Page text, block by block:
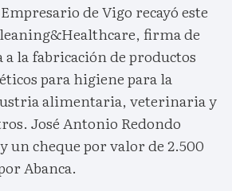
de Vigo recayó este
firma de
la fabricación de productos
para higiene para la
alimentaria, veterinaria y
José Antonio Redondo
un cheque por valor de 2.500
Abanca.